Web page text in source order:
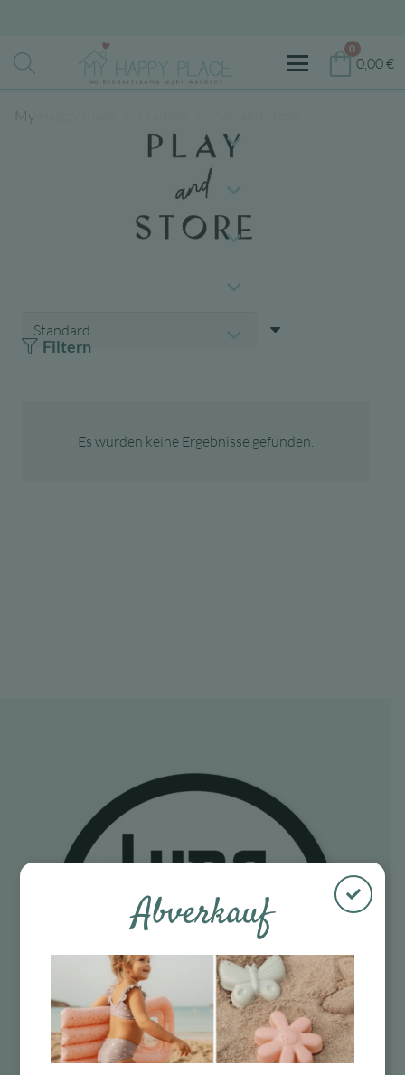
0
0,00€
My Happy Place
Filtern
Es wurden keine Ergebnisse gefunden.
Abverkauf